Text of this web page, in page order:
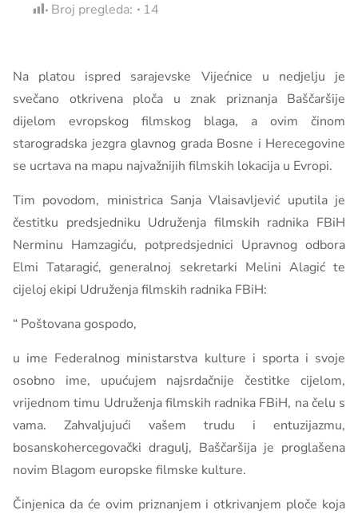
Broj pregleda: 14
Na platou ispred sarajevske Vijećnice u nedjelju je
svečano otkrivena ploča u znak priznanja Baščaršije
dijelom evropskog filmskog blaga, a ovim činom
starogradska jezgra glavnog grada Bosne i Herecegovine
se ucrtava na mapu najvažnijih filmskih lokacija u Evropi.
Tim povodom, ministrica Sanja Vlaisavljević uputila je
čestitku predsjedniku Udruženja filmskih radnika FBiH
Nerminu Hamzagiću, potpredsjednici Upravnog odbora
Elmi Tataragić, generalnoj sekretarki Melini Alagić te
cijeloj ekipi Udruženja filmskih radnika FBiH:
“ Poštovana gospodo,
u ime Federalnog ministarstva kulture i sporta i svoje
osobno ime, upućujem najsrdačnije čestitke cijelom,
vrijednom timu Udruženja filmskih radnika FBiH, na čelu s
vama. Zahvaljujući vašem trudu i entuzijazmu,
bosanskohercegovački dragulj, Baščaršija je proglašena
novim Blagom europske filmske kulture.
Činjenica da će ovim priznanjem i otkrivanjem ploče koja